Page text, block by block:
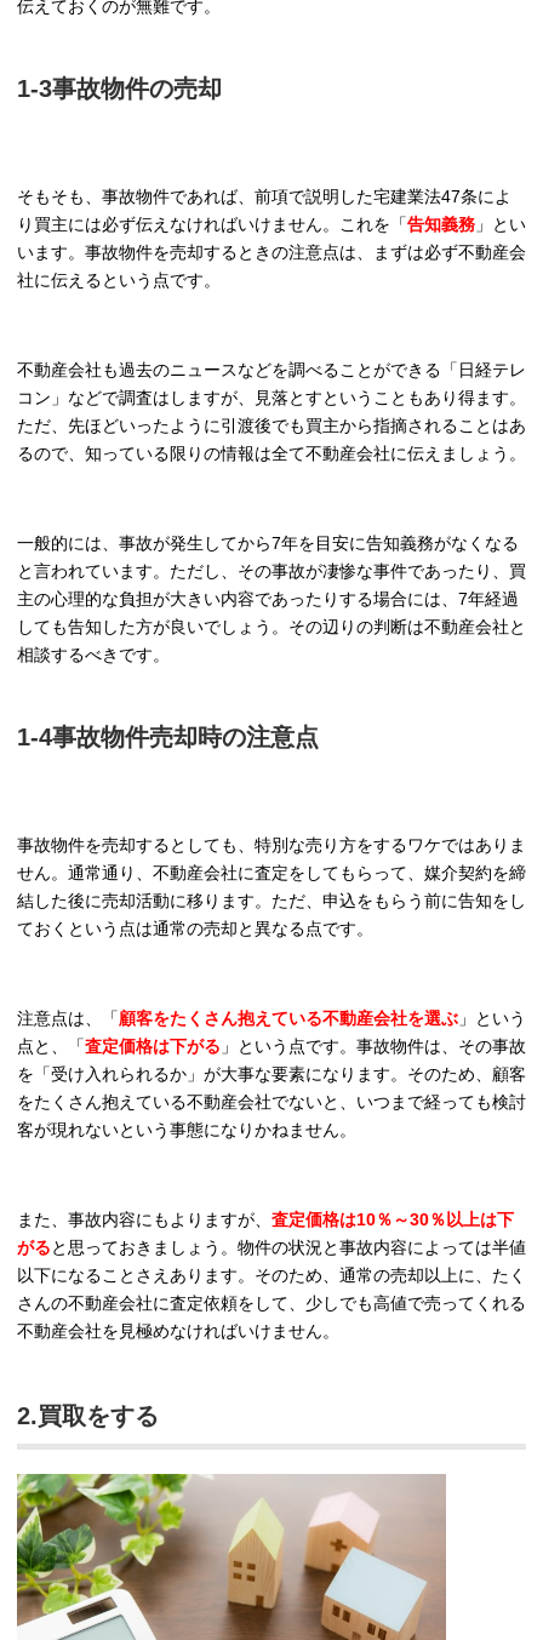
伝えておくのが無難です。
1-3事故物件の売却
そもそも、事故物件であれば、前項で説明した宅建業法47条によ
り買主には必ず伝えなければいけません。これを「告知義務 」とい
います。事故物件を売却するときの注意点は、まずは必ず不動産会
社に伝えるという点です。
不動産会社も過去のニュースなどを調べることができる「日経テレ
コン」などで調査はしますが、見落とすということもあり得ます。
ただ、先ほどいったように引渡後でも買主から指摘されることはあ
るので、知っている限りの情報は全て不動産会社に伝えましょう。
一般的には、事故が発生してから7年を目安に告知義務がなくなる
と言われています。ただし、その事故が凄惨な事件であったり、買
主の心理的な負担が大きい内容であったりする場合には、7年経過
しても告知した方が良いでしょう。その辺りの判断は不動産会社と
相談するべきです。
1-4事故物件売却時の注意点
事故物件を売却するとしても、特別な売り方をするワケではありま
せん。通常通り、不動産会社に査定をしてもらって、媒介契約を締
結した後に売却活動に移ります。ただ、申込をもらう前に告知をし
ておくという点は通常の売却と異なる点です。
注意点は、「顧客をたくさん抱えている不動産会社を選ぶ 」という
点と、「査定価格は下がる 」という点です。事故物件は、その事故
を「受け入れられるか」が大事な要素になります。そのため、顧客
をたくさん抱えている不動産会社でないと、いつまで経っても検討
客が現れないという事態になりかねません。
また、事故内容にもよりますが、 査定価格は10％～30％以上は下
がると思っておきましょう。物件の状況と事故内容によっては半値
以下になることさえあります。そのため、通常の売却以上に、たく
さんの不動産会社に査定依頼をして、少しでも高値で売ってくれる
不動産会社を見極めなければいけません。
2.買取をする